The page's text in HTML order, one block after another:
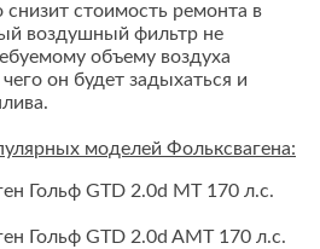
снизит стоимость ремонта в
воздушный фильтр не
объему воздуха
он будет задыхаться и
моделей Фольксвагена:
Гольф GTD 2.0d MT 170 л.с.
Гольф GTD 2.0d AMT 170 л.с.